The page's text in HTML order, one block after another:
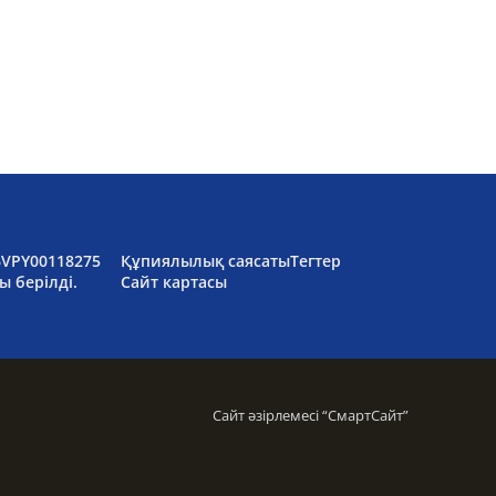
берілді.
Құпиялылық саясатыТегтер
Сайт картасы
Сайт әзірлемесі “СмартСайт”